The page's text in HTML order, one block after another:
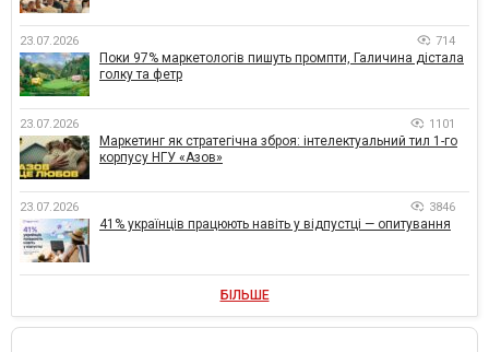
23.07.2026 714
Поки 97% маркетологів пишуть промпти, Галичина дістала
голку та фетр
23.07.2026 1101
Маркетинг як стратегічна зброя: інтелектуальний тил 1-го
корпусу НГУ «Азов»
23.07.2026 3846
41% українців працюють навіть у відпустці — опитування
БІЛЬШЕ